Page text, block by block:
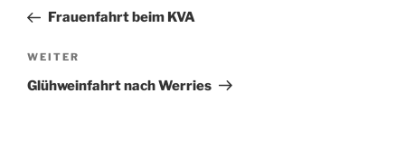
Beitrag
Frauenfahrt beim KVA
Nächster
Beitrag
WEITER
Glühweinfahrt nach Werries